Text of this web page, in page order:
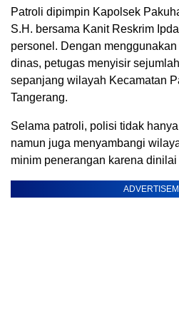
Patroli dipimpin Kapolsek
S.H. bersama Kanit Reskrim
personel. Dengan
dinas, petugas menyisir
sepanjang wilayah Kecamatan
Tangerang.
Selama patroli, polisi tidak
namun juga menyambangi
minim penerangan karena